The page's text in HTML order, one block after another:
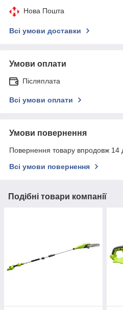
Нова Пошта
Всі умови доставки
Умови оплати
Післяплата
Всі умови оплати
Умови повернення
Повернення товару впродовж 14
Всі умови повернення
Подібні товари компанії